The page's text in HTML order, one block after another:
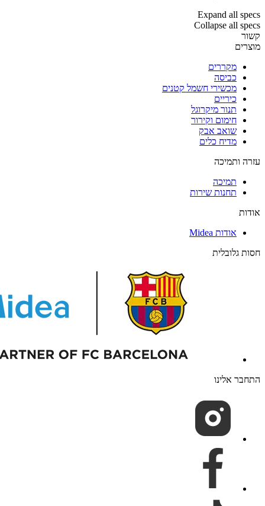
Expand all specs
Collapse all specs
קשור
מוצרים
מקררים
כביסה
מכשירי חשמל קטנים
כיריים
תנור מיקרוגל
חימום וקירור
שואב אבק
מדיח כלים
עזרה ותמיכה
תמיכה
תחנות שירות
אודות
אודות Midea
חסות גלובלית
התחבר אלינו